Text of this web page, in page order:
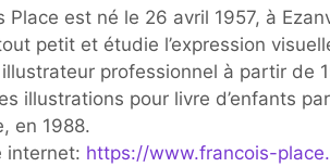
Place est né le 26 avril 1957, à
petit et étudie l’expression
professionnel à partir de
illustrations pour livre d’enfants
en 1988.
internet: https://www.francois-